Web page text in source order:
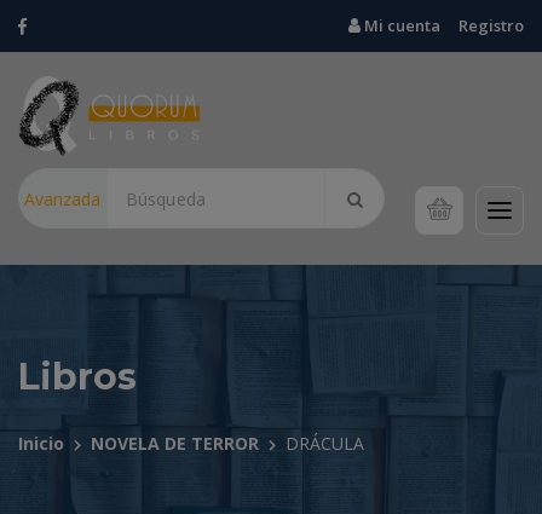
Mi cuenta Registro
Avanzada
Libros
Inicio NOVELA DE TERROR DRÁCULA